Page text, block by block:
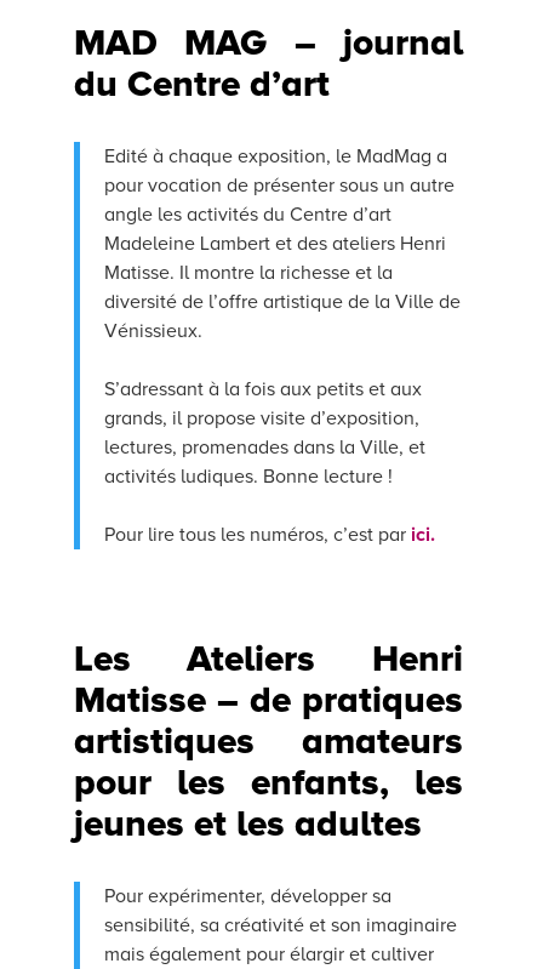
MAD MAG – journal
du Centre d’art
Edité à chaque exposition, le MadMag a
pour vocation de présenter sous un autre
angle les activités du Centre d’art
Madeleine Lambert et des ateliers Henri
Matisse. Il montre la richesse et la
diversité de l’offre artistique de la Ville de
Vénissieux.
S’adressant à la fois aux petits et aux
grands, il propose visite d’exposition,
lectures, promenades dans la Ville, et
activités ludiques. Bonne lecture !
Pour lire tous les numéros, c’est par ici.
Les Ateliers Henri
Matisse – de pratiques
artistiques amateurs
pour les enfants, les
jeunes et les adultes
Pour expérimenter, développer sa
sensibilité, sa créativité et son imaginaire
mais également pour élargir et cultiver